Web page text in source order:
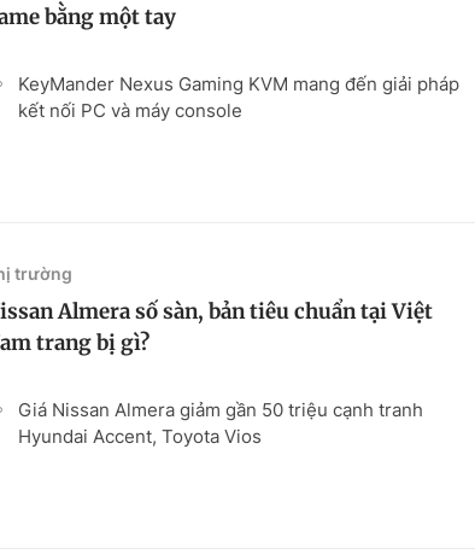
bằng một tay
KeyMander Nexus Gaming KVM mang đến giải pháp
kết nối PC và máy console
trường
Almera số sàn, bản tiêu chuẩn tại Việt
trang bị gì?
Giá Nissan Almera giảm gần 50 triệu cạnh tranh
Hyundai Accent, Toyota Vios